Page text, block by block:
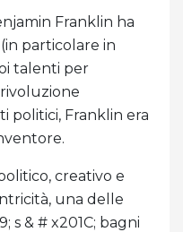
Franklin ha
particolare in
talenti per
politici, Franklin era
creativo e
una delle
s & # x201C; bagni